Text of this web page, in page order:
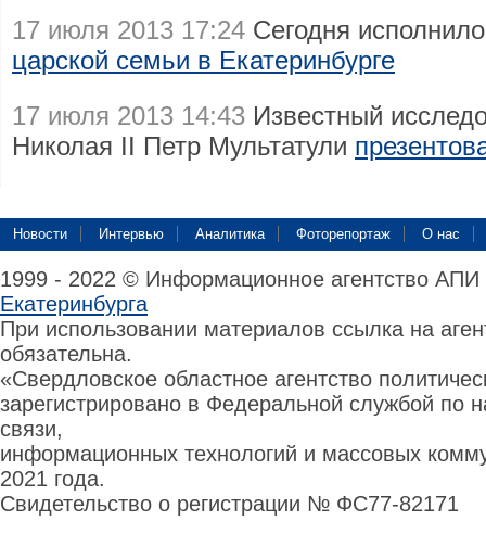
17 июля 2013 17:24 Сегодня
царской семьи в Екатеринбурге
17 июля 2013 14:43 Известный
Николая II Петр Мультатули
Новости Интервью Аналитика Фоторепортаж О нас
1999 - 2022 © Информационное агентство
Екатеринбурга
При использовании материалов ссылка на
обязательна.
«Свердловское областное агентство
зарегистрировано в Федеральной службой по
связи,
информационных технологий и массовых
2021 года.
Свидетельство о регистрации № ФС77-82171